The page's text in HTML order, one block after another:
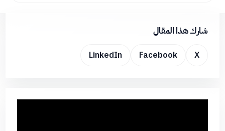
شارك هذا المقال
X
Facebook
LinkedIn